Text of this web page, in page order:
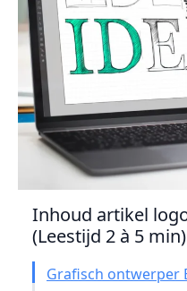
Inhoud artikel
(Leestijd 2 à 5 min)
Grafisch ontwerper